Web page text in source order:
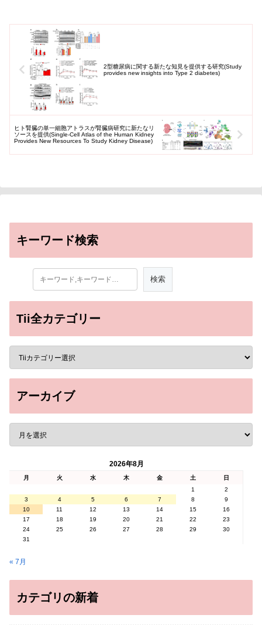
2型糖尿病に関する新たな知見を提供する研究(Study
provides new insights into Type 2 diabetes)
ヒト腎臓の単一細胞アトラスが腎臓病研究に新たなリ
ソースを提供(Single-Cell Atlas of the Human Kidney
Provides New Resources To Study Kidney Disease)
キーワード検索
Tii全カテゴリー
アーカイブ
2026年8月
月 火 水 木 金 土
日
1
2
3
4 5 6 7 8
9
10
11 12 13 14 15
16
17
18 19 20 21 22
23
24
25 26 27 28 29
30
31
« 7月
カテゴリの新着